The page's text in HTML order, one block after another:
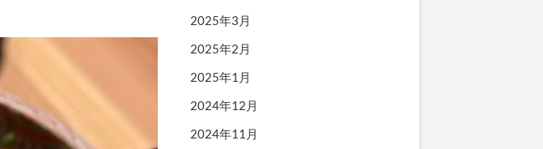
2025年3月
2025年2月
2025年1月
2024年12月
2024年11月